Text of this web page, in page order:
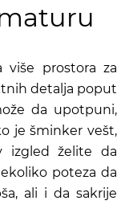
više prostora za
detalja poput
da upotpuni,
je šminker vešt,
izgled želite da
poteza da
ali i da sakrije